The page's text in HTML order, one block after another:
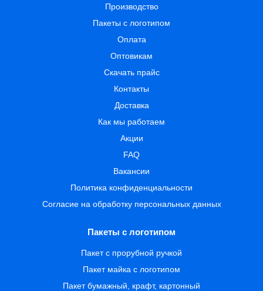
Производство
Пакеты с логотипом
Оплата
Оптовикам
Скачать прайс
Контакты
Доставка
Как мы работаем
Акции
FAQ
Вакансии
Политика конфиденциальности
Согласие на обработку персональных данных
Пакеты с логотипом
Пакет с прорубной ручкой
Пакет майка с логотипом
Пакет бумажный, крафт, картонный